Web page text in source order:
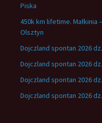
Piska
450k km lifetime. Małkinia –
Olsztyn
Dojczland spontan 2026
Dojczland spontan 2026
Dojczland spontan 2026
Dojczland spontan 2026